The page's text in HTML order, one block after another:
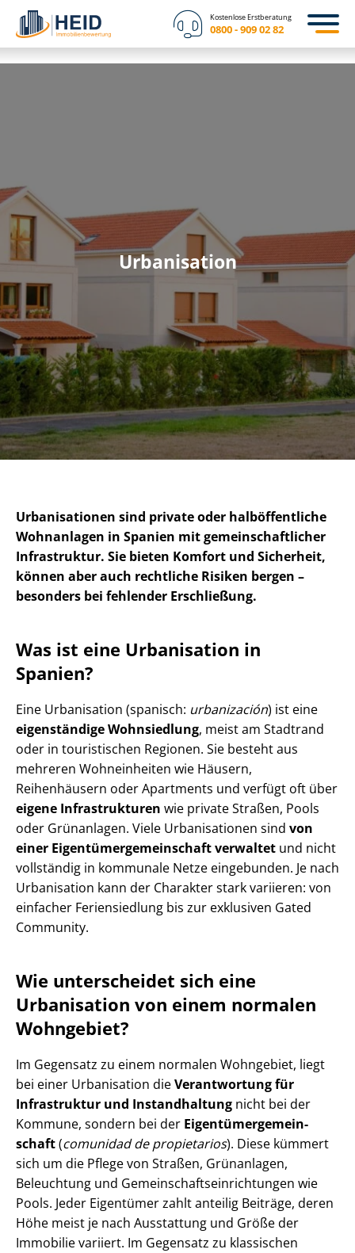
Kostenlose Erstberatung
0800 - 909 02 82
Urbanisation
Urbanisationen sind private oder halböffentliche
Wohnanlagen in Spanien mit ge­mein­schaft­li­cher
Infrastruktur. Sie bieten Komfort und Sicherheit,
können aber auch rechtliche Risiken bergen –
besonders bei fehlender Erschließung.
Was ist eine Urbanisation in
Spanien?
Eine Urbanisation (spanisch: urbanización) ist eine
eigenständige Wohnsiedlung, meist am Stadtrand
oder in touristischen Regionen. Sie besteht aus
mehreren Wohneinheiten wie Häusern,
Reihenhäusern oder Apartments und verfügt oft über
eigene Infrastrukturen wie private Straßen, Pools
oder Grünanlagen. Viele Urbanisationen sind von
einer Ei­gen­tü­mer­ge­mein­schaft verwaltet und nicht
vollständig in kommunale Netze eingebunden. Je nach
Urbanisation kann der Charakter stark variieren: von
einfacher Feriensiedlung bis zur exklusiven Gated
Community.
Wie unterscheidet sich eine
Urbanisation von einem normalen
Wohngebiet?
Im Gegensatz zu einem normalen Wohngebiet, liegt
bei einer Urbanisation dieVerantwortung für
Infrastruktur und Instandhaltung nicht bei der
Kommune, sondern bei der Ei­gen­tü­mer­ge­mein­
schaft(comunidad de propietarios). Diese kümmert
sich um die Pflege von Straßen, Grünanlagen,
Beleuchtung und Ge­mein­schafts­ein­rich­tun­gen wie
Pools. Jeder Eigentümer zahlt anteilig Beiträge, deren
Höhe meist je nach Ausstattung und Größe der
Immobilie variiert. Im Gegensatz zu klassischen